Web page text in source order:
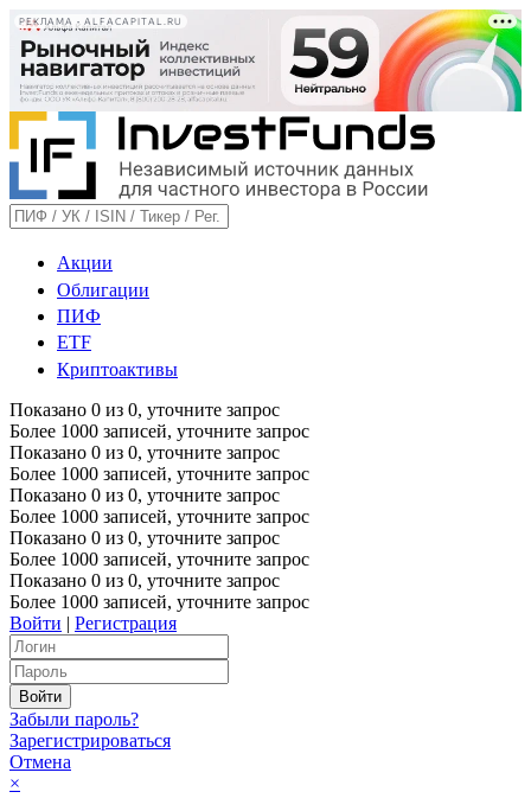
РЕКЛАМА • ALFACAPITAL.RU
Акции
Облигации
ПИФ
ETF
Криптоактивы
Показано 0 из 0, уточните запрос
Более 1000 записей, уточните запрос
Показано 0 из 0, уточните запрос
Более 1000 записей, уточните запрос
Показано 0 из 0, уточните запрос
Более 1000 записей, уточните запрос
Показано 0 из 0, уточните запрос
Более 1000 записей, уточните запрос
Показано 0 из 0, уточните запрос
Более 1000 записей, уточните запрос
Войти | Регистрация
Забыли пароль?
Зарегистрироваться
Отмена
×